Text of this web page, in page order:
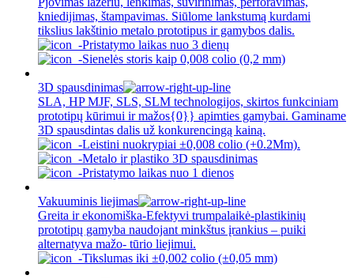
kniedijimas, štampavimas. Siūlome lankstumą kurdami
tikslius lakštinio metalo prototipus ir gamybos dalis.
Pristatymo laikas nuo 3 dienų
Sienelės storis kaip 0,008 colio (0,2 mm)
3D spausdinimas
SLA, HP MJF, SLS, SLM technologijos, skirtos funkciniam
prototipų kūrimui ir mažos{0}} apimties gamybai. Gaminame
3D spausdintas dalis už konkurencingą kainą.
Leistini nuokrypiai ±0,008 colio (+0.2Mm).
Metalo ir plastiko 3D spausdinimas
Pristatymo laikas nuo 1 dienos
Vakuuminis liejimas
Greita ir ekonomiška-Efektyvi trumpalaikė-plastikinių
prototipų gamyba naudojant minkštus įrankius – puiki
alternatyva mažo- tūrio liejimui.
Tikslumas iki ±0,002 colio (±0,05 mm)